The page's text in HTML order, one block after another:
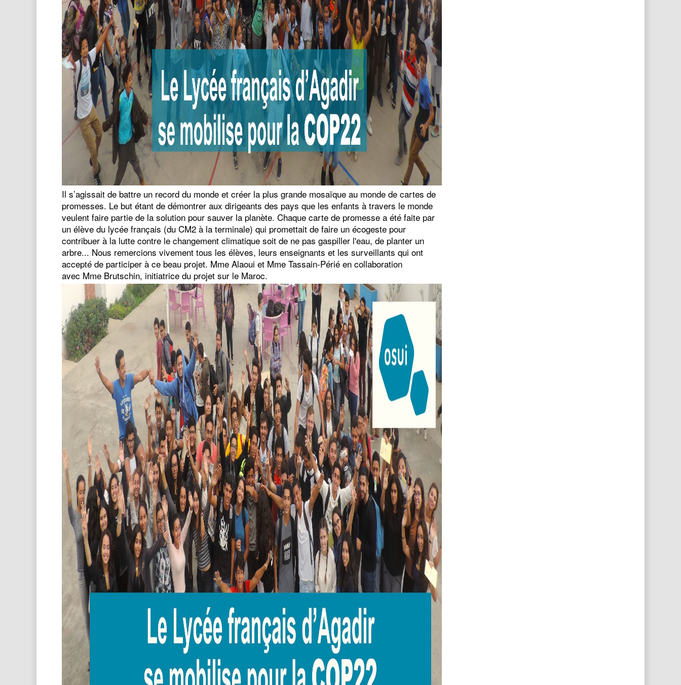
Il s’agissait de battre un record du monde et créer la plus grande mosaïque au monde de cartes de
promesses. Le but étant de démontrer aux dirigeants des pays que les enfants à travers le monde
veulent faire partie de la solution pour sauver la planète. Chaque carte de promesse a été faite par
un élève du lycée français (du CM2 à la terminale) qui promettait de faire un écogeste pour
contribuer à la lutte contre le changement climatique soit de ne pas gaspiller l'eau, de planter un
arbre... Nous remercions vivement tous les élèves, leurs enseignants et les surveillants qui ont
accepté de participer à ce beau projet. Mme Alaoui et Mme Tassain-Périé en collaboration
avec Mme Brutschin, initiatrice du projet sur le Maroc.